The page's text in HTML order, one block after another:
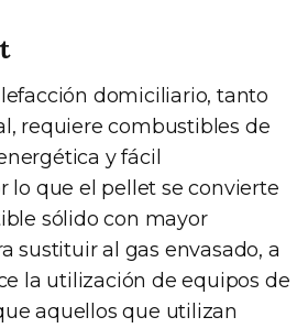
domiciliario, tanto
requiere combustibles de
y fácil
lo que el pellet se convierte
sólido con mayor
sustituir al gas envasado, a
la utilización de equipos de
aquellos que utilizan